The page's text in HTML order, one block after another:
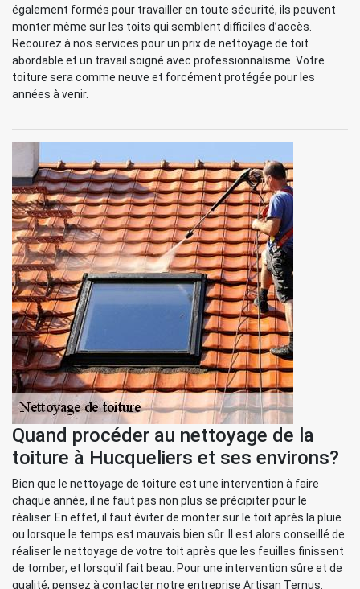
également formés pour travailler en toute sécurité, ils peuvent
monter même sur les toits qui semblent difficiles d’accès.
Recourez à nos services pour un prix de nettoyage de toit
abordable et un travail soigné avec professionnalisme. Votre
toiture sera comme neuve et forcément protégée pour les
années à venir.
Quand procéder au nettoyage de la
toiture à Hucqueliers et ses environs?
Bien que le nettoyage de toiture est une intervention à faire
chaque année, il ne faut pas non plus se précipiter pour le
réaliser. En effet, il faut éviter de monter sur le toit après la pluie
ou lorsque le temps est mauvais bien sûr. Il est alors conseillé de
réaliser le nettoyage de votre toit après que les feuilles finissent
de tomber, et lorsqu'il fait beau. Pour une intervention sûre et de
qualité, pensez à contacter notre entreprise Artisan Ternus.